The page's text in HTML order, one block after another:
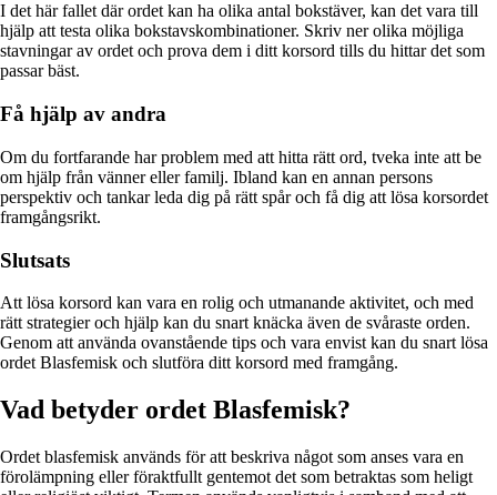
I det här fallet där ordet kan ha olika antal bokstäver, kan det vara till
hjälp att testa olika bokstavskombinationer. Skriv ner olika möjliga
stavningar av ordet och prova dem i ditt korsord tills du hittar det som
passar bäst.
Få hjälp av andra
Om du fortfarande har problem med att hitta rätt ord, tveka inte att be
om hjälp från vänner eller familj. Ibland kan en annan persons
perspektiv och tankar leda dig på rätt spår och få dig att lösa korsordet
framgångsrikt.
Slutsats
Att lösa korsord kan vara en rolig och utmanande aktivitet, och med
rätt strategier och hjälp kan du snart knäcka även de svåraste orden.
Genom att använda ovanstående tips och vara envist kan du snart lösa
ordet Blasfemisk och slutföra ditt korsord med framgång.
Vad betyder ordet Blasfemisk?
Ordet blasfemisk används för att beskriva något som anses vara en
förolämpning eller föraktfullt gentemot det som betraktas som heligt